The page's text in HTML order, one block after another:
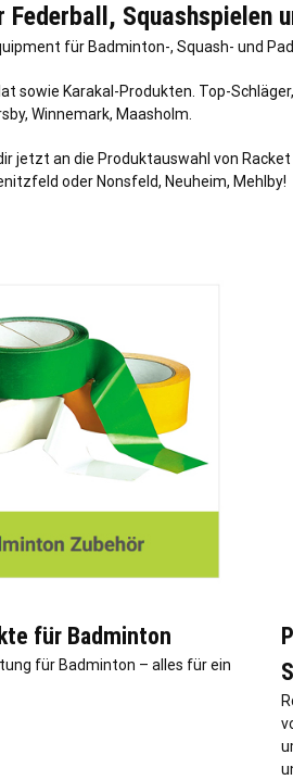
Squashspielen
für Badminton-, Squash- und
Karakal-Produkten. Top-
Winnemark, Maasholm.
an die Produktauswahl von
oder Nonsfeld, Neuheim, Mehlby!
für Badminton
für Badminton – alles für ein